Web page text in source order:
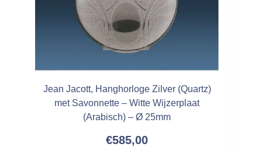
Jean Jacott, Hanghorloge Zilver (Quartz)
met Savonnette – Witte Wijzerplaat
(Arabisch) – Ø 25mm
€585,00